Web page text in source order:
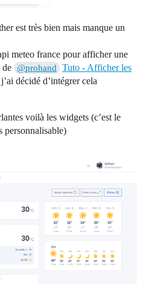
est très bien mais manque un
meteo france pour afficher une
de @prohand Tuto - Afficher les
décidé d’intégrer cela
voilà les widgets (c’est le
personnalisable)